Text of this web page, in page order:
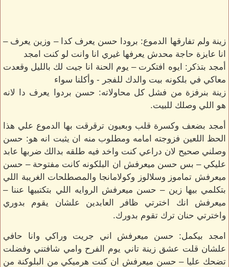
زينة ولم تفارقها الدموع: برودا حسن يعرف كدا – وزين يعرف –
انا عايزة حاجة محدش يعرفها غيري انا وانت لو كنت امجد
أمجد بتذكر: ايوه افتكرت – يوم الحنة انا جيت لك بالليل وقعدت
معاكي في بلكونه بيت والدك للفجر - وأكلنا سواء
زينة بنرفزة من فشل كل محاولاته: حسن بردوا يعرف دا لانه
هو اللي وصلك للبيت.
أمجد بضعف وكسرة قلب وبعيون ترقرقت بها الدموع علي هذا
الحظ اللعين فزوجته امامه ومطلوب منه ان يثبت انه هو: حسن
وصلني صحيح لان دراعي كنت واخد فيه طلقه بدالك ضربها عابد
عليكي – بس حسن ميعرفش ان البلكونه كانت مفتوحة – حسن
ميعرفش تماموز وسلالوز وكولامانجا والمصطلحات الغريبة اللي
بتكلمي بيها زين – حسن ميعرفش الروايه اللي بتكتبيها عننا –
ميعرفش انك اخترتي ظافر العابدين علشان يقوم بدوري
واخترتي حنان ترك تقوم بدورك.
امجد بيكمل: حسن ميعرفش اني جريت وراكي وانا حافي
علشان قلت عشق زينة تاني يوم الفرح وامي شافتني وفضلت
تضحك عليا – حسن ميعرفش ان كنت هرميكي من البلوكنة من